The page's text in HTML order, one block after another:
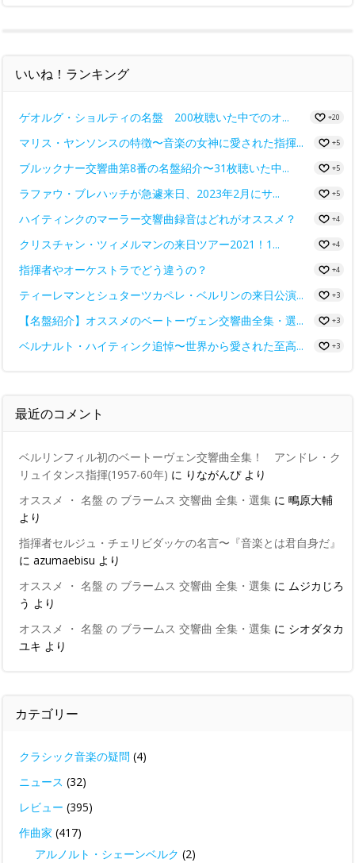
いいね！ランキング
ゲオルグ・ショルティの名盤 200枚聴いた中でのオ... +20
マリス・ヤンソンスの特徴〜音楽の女神に愛された指揮... +5
ブルックナー交響曲第8番の名盤紹介〜31枚聴いた中... +5
ラファウ・ブレハッチが急遽来日、2023年2月にサ... +5
ハイティンクのマーラー交響曲録音はどれがオススメ？ +4
クリスチャン・ツィメルマンの来日ツアー2021！1... +4
指揮者やオーケストラでどう違うの？ +4
ティーレマンとシュターツカペレ・ベルリンの来日公演... +3
【名盤紹介】オススメのベートーヴェン交響曲全集・選... +3
ベルナルト・ハイティンク追悼〜世界から愛された至高... +3
最近のコメント
ベルリンフィル初のベートーヴェン交響曲全集！ アンドレ・ク
リュイタンス指揮(1957-60年) に りながんぴより
オススメ ・ 名盤 の ブラームス 交響曲 全集・選集 に 鴫原大輔
より
指揮者セルジュ・チェリビダッケの名言〜『音楽とは君自身だ』
に azumaebisu より
オススメ ・ 名盤 の ブラームス 交響曲 全集・選集 に ムジカじろ
う より
オススメ ・ 名盤 の ブラームス 交響曲 全集・選集 に シオダタカ
ユキ より
カテゴリー
クラシック音楽の疑問 (4)
ニュース (32)
レビュー (395)
作曲家 (417)
アルノルト・シェーンベルク (2)